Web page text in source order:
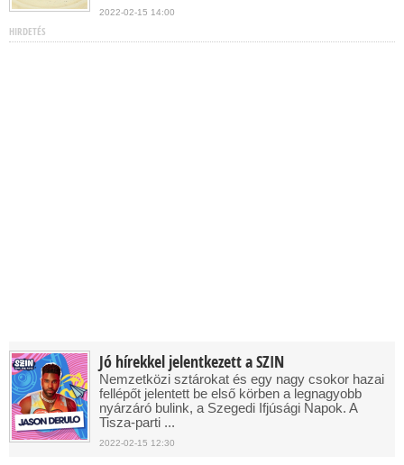
2022-02-15 14:00
HIRDETÉS
Jó hírekkel jelentkezett a SZIN
Nemzetközi sztárokat és egy nagy csokor hazai
fellépőt jelentett be első körben a legnagyobb
nyárzáró bulink, a Szegedi Ifjúsági Napok. A
Tisza-parti ...
2022-02-15 12:30